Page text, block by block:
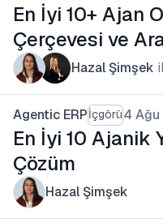
En İyi 10+ Ajan
Çerçevesi ve
Hazal Şimşek
Agentic ERPİçgörü4 Ağu
En İyi 10 Ajanik
Çözüm
Hazal Şimşek